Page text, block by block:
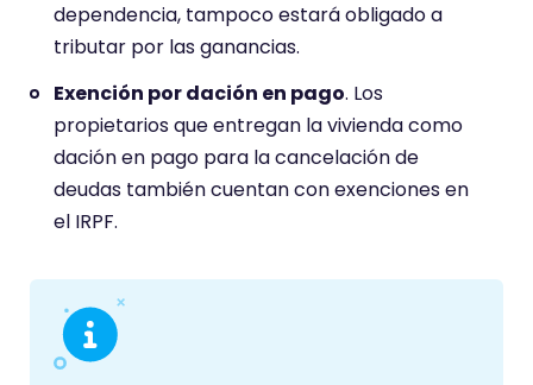
dependencia, tampoco estará obligado a
tributar por las ganancias.
Exención por dación en pago. Los
propietarios que entregan la vivienda como
dación en pago para la cancelación de
deudas también cuentan con exenciones en
el IRPF.